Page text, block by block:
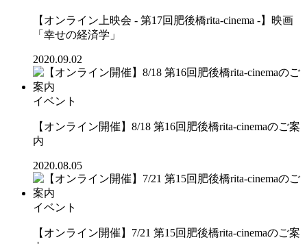
【オンライン上映会 - 第17回肥後橋rita-cinema -】映画
「幸せの経済学」
2020.09.02
イベント
【オンライン開催】8/18 第16回肥後橋rita-cinemaのご案
内
2020.08.05
イベント
【オンライン開催】7/21 第15回肥後橋rita-cinemaのご案